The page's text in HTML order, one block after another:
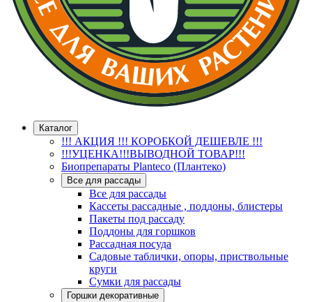
Каталог
!!! АКЦИЯ !!! КОРОБКОЙ ДЕШЕВЛЕ !!!
!!!УЦЕНКА!!!ВЫВОДНОЙ ТОВАР!!!
Биопрепараты Planteco (Плантеко)
Все для рассады
Все для рассады
Кассеты рассадные , поддоны, блистеры
Пакеты под рассаду
Поддоны для горшков
Рассадная посуда
Садовые таблички, опоры, приствольные
круги
Сумки для рассады
Горшки декоративные